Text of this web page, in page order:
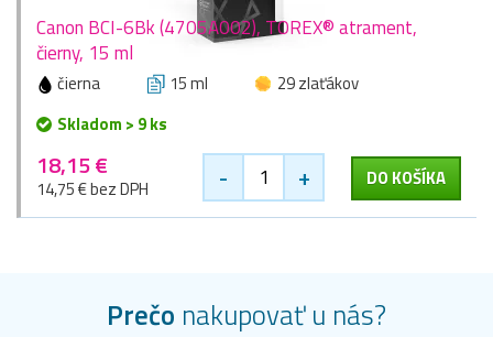
Canon BCI-6Bk (4705A002), TOREX® atrament,
čierny, 15 ml
čierna 15 ml
29 zlaťákov
Skladom > 9 ks
18,15 €
14,75 € bez DPH - + DO KOŠÍKA
Prečo nakupovať u nás?